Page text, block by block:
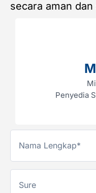
secara aman
Penyedia